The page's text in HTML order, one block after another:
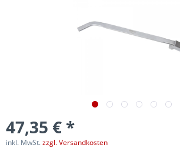
47,35 € *
inkl. MwSt.zzgl. Versandkosten